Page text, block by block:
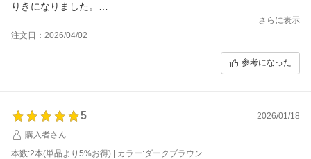
りきになりました。
翌朝、パーマあとの傷みが、しっとりしていたので、二日目乾い
た髪に使用して、その後シャンプーしたら頭皮の色は綺麗にとれ
さらに表示
注文日：2026/04/02
参考になった
5
2026/01/18
購入者さん
本数:2本(単品より5%お得) | カラー:ダークブラウン